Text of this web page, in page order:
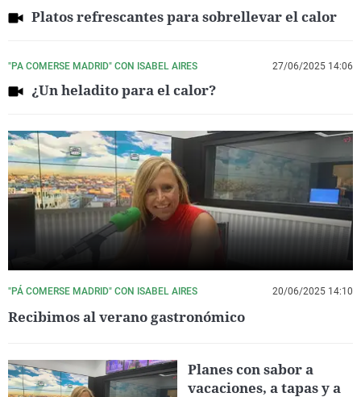
Platos refrescantes para sobrellevar el calor
"PA COMERSE MADRID" CON ISABEL AIRES 27/06/2025 14:06
¿Un heladito para el calor?
"PÁ COMERSE MADRID" CON ISABEL AIRES 20/06/2025 14:10
Recibimos al verano gastronómico
Planes con sabor a
vacaciones, a tapas y a